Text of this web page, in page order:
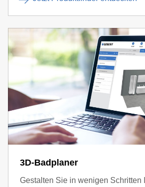
3D-Badplaner
Gestalten Sie in wenigen Schritten